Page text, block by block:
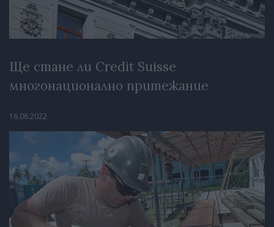
Ще стане ли Credit Suisse
многонационално притежание
16.06.2022